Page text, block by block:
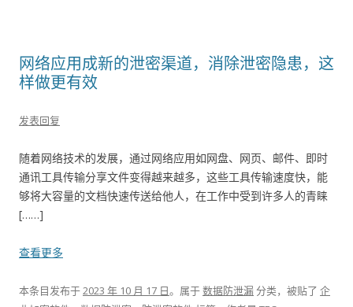
网络应用成新的泄密渠道，消除泄密隐患，这
样做更有效
发表回复
随着网络技术的发展，通过网络应用如网盘、网页、邮件、即时
通讯工具传输分享文件变得越来越多，这些工具传输速度快，能
够将大容量的文档快速传送给他人，在工作中受到许多人的青睐
[……]
查看更多
本条目发布于2023 年 10 月 17 日。属于数据防泄漏分类，被贴了 企